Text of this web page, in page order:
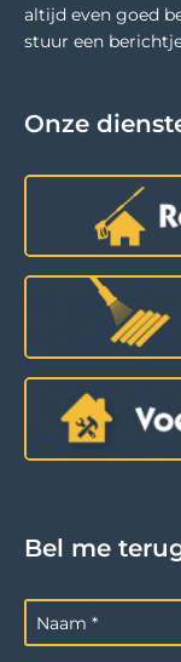
altijd even goed
stuur een
Onze
Bel me